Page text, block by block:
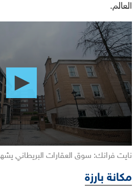
العالم.
نايت فرانك: سوق العقارات البريطاني
مكانة بارزة